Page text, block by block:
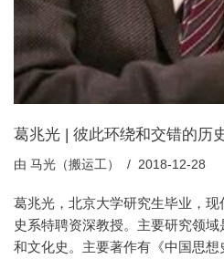
葛兆光 | 彼此环绕和交错的历
由 马光（搬运工） 2018-12-28
葛兆光，北京大学研究生毕业，
史系特聘资深教授。主要研究领
和文化史。主要著作有《中国思